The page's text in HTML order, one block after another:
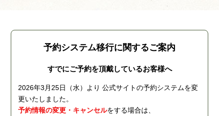
予約システム移行に関するご案内
すでにご予約を頂戴しているお客様へ
2026年3月25日（水）より 公式サイトの予約システムを変
更いたしました。
予約情報の変更・キャンセルをする場合は、